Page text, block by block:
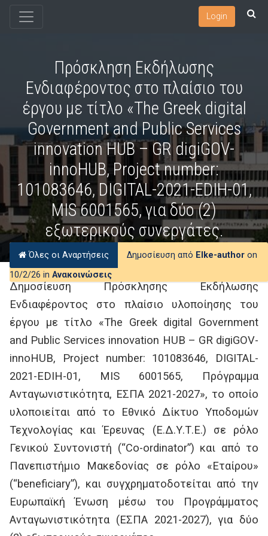
Login
Πρόσκληση Εκδήλωσης
Ενδιαφέροντος στο πλαίσιο του
έργου με τίτλο «The Greek digital
Government and Public Services
innovation HUB – GR digiGOV-
innoHUB, Project number:
101083646, DIGITAL-2021-EDIH-01,
MIS 6001565, για δύο (2)
εξωτερικούς συνεργάτες.
Όλες οι Αναρτήσεις Δημοσίευση από Elke-author on
10/2/26 in Ανακοινώσεις
Δημοσίευση Πρόσκλησης Εκδήλωσης
Ενδιαφέροντος στο πλαίσιο υλοποίησης του
έργου με τίτλο «The Greek digital Government
and Public Services innovation HUB – GR digiGOV-
innoHUB, Project number: 101083646, DIGITAL-
2021-EDIH-01, MIS 6001565, Πρόγραμμα
Ανταγωνιστικότητα, ΕΣΠΑ 2021-2027», το οποίο
υλοποιείται από το Εθνικό Δίκτυο Υποδομών
Τεχνολογίας και Έρευνας (Ε.Δ.Υ.Τ.Ε.) σε ρόλο
Γενικού Συντονιστή (“Co-ordinator”) και από το
Πανεπιστήμιο Μακεδονίας σε ρόλο «Εταίρου»
(“beneficiary”), και συγχρηματοδοτείται από την
Ευρωπαϊκή Ένωση μέσω του Προγράμματος
Ανταγωνιστικότητα (ΕΣΠΑ 2021-2027), για δύο